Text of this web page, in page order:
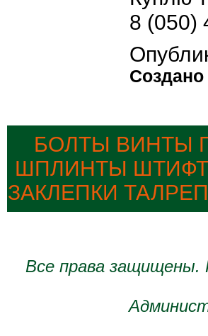
8 (050)
Создано
БОЛТЫ ВИНТЫ
ШПЛИНТЫ
ЗАКЛЕПКИ
Все права защищены.